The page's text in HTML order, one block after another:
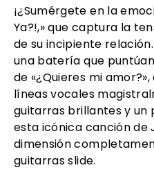
¡¿Sumérgete en la
Ya?!,» que captura la
de su incipiente
una batería que
de «¿Quieres mi
líneas vocales
guitarras brillantes y un
esta icónica canción de
dimensión
guitarras slide.